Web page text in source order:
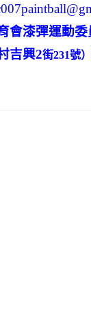
會漆彈運動委
吉興2街231號